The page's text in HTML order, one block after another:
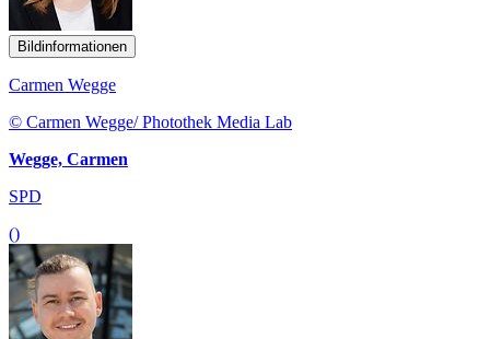
Bildinformationen
Carmen Wegge
© Carmen Wegge/ Photothek Media Lab
Wegge, Carmen
SPD
()